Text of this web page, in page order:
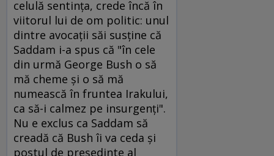
celulă sentinţa, crede încă în
viitorul lui de om politic: unul
dintre avocaţii săi susţine că
Saddam i-a spus că "în cele
din urmă George Bush o să
mă cheme şi o să mă
numească în fruntea Irakului,
ca să-i calmez pe insurgenţi".
Nu e exclus ca Saddam să
creadă că Bush îi va ceda şi
postul de preşedinte al